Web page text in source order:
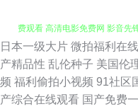
黄色APP瑟瑟 91JK视频 婷婷
费观看 高清电影免费网 影音先
日本一级大片 微拍福利在
产精品性 乱伦种子 美国伦
频 福利偷拍小视频 91社区
产综合在线观看 国产免费